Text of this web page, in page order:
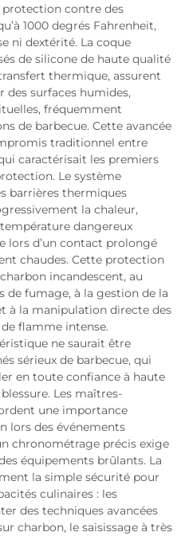
protection contre des
1000 degrés Fahrenheit,
ni dextérité. La coque
de silicone de haute qualité
thermique, assurent
des surfaces humides,
fréquemment
de barbecue. Cette avancée
traditionnel entre
caractérisait les premiers
Le système
barrières thermiques
la chaleur,
dangereux
lors d’un contact prolongé
chaudes. Cette protection
incandescent, au
de fumage, à la gestion de la
à la manipulation directe des
flamme intense.
ne saurait être
sérieux de barbecue, qui
en toute confiance à haute
Les maîtres-
une importance
lors des événements
chronométrage précis exige
équipements brûlants. La
la simple sécurité pour
culinaires : les
des techniques avancées
charbon, le saisissage à très